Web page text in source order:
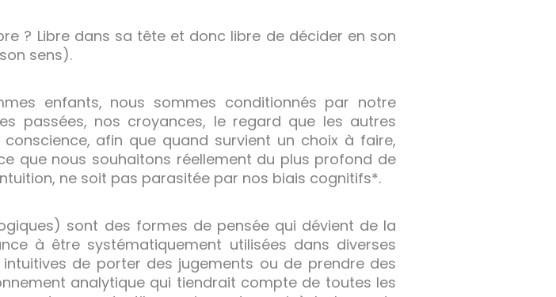
? Libre dans sa tête et donc libre de décider en son
sens).
enfants, nous sommes conditionnés par notre
passées, nos croyances, le regard que les autres
afin que quand survient un choix à faire,
que nous souhaitons réellement du plus profond de
ne soit pas parasitée par nos biais cognitifs*.
sont des formes de pensée qui dévient de la
à être systématiquement utilisées dans diverses
de porter des jugements ou de prendre des
analytique qui tiendrait compte de toutes les